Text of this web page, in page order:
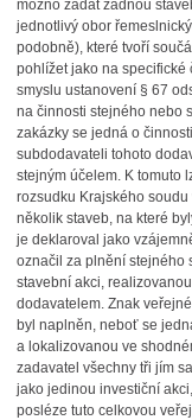
možno zadat žádnou
jednotlivý obor
podobně), které tvoří
pohlížet jako na specifické
smyslu ustanovení § 67
na činnosti stejného nebo
zakázky se jedná o
subdodavateli tohoto
stejným účelem. K tomuto
rozsudku Krajského
několik staveb, na které
je deklaroval jako
označil za plnění stejného
stavební akci,
dodavatelem. Znak
byl naplněn, neboť se
a lokalizovanou ve
zadavatel všechny tři jím
jako jedinou investiční
posléze tuto celkovou